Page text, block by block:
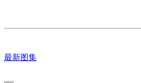
最新图集